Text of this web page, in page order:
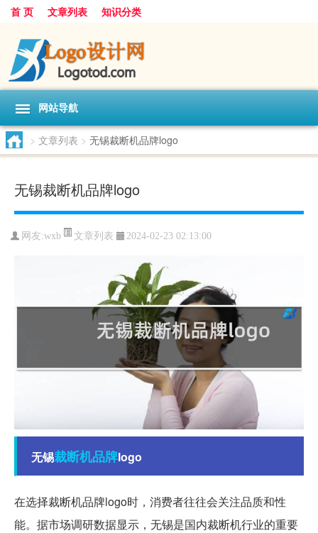
首 页 文章列表 知识分类
网站导航
> 文章列表 > 无锡裁断机品牌logo
无锡裁断机品牌logo
网友:wxb 文章列表 2024-02-23 02:13:00
无锡裁断机品牌logo
在选择裁断机品牌logo时，消费者往往会关注品质和性
能。据市场调研数据显示，无锡是国内裁断机行业的重要